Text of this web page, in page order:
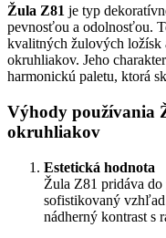
Žula Z81 je typ
pevnosťou a odolnosťou.
kvalitných žulových ložísk
okruhliakov. Jeho
harmonickú paletu, ktorá
Výhody používania
okruhliakov
Estetická hodnota
Žula Z81 pridáva do
sofistikovaný
nádherný kontrast s